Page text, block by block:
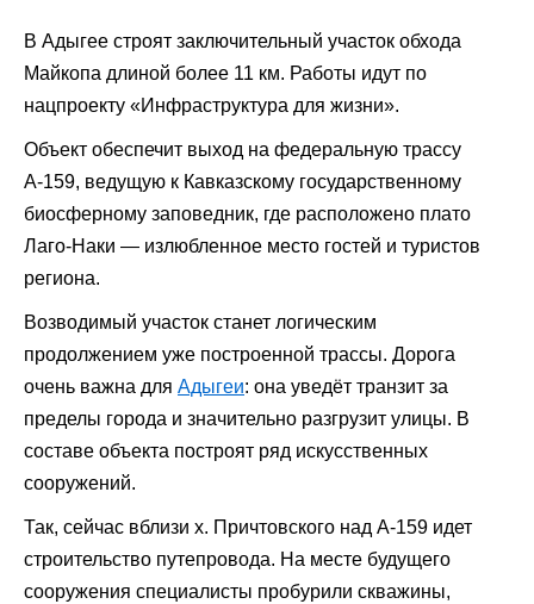
В Адыгее строят заключительный участок обхода
Майкопа длиной более 11 км. Работы идут по
нацпроекту «Инфраструктура для жизни».
Объект обеспечит выход на федеральную трассу
А-159, ведущую к Кавказскому государственному
биосферному заповедник, где расположено плато
Лаго-Наки — излюбленное место гостей и туристов
региона.
Возводимый участок станет логическим
продолжением уже построенной трассы. Дорога
очень важна для Адыгеи: она уведёт транзит за
пределы города и значительно разгрузит улицы. В
составе объекта построят ряд искусственных
сооружений.
Так, сейчас вблизи х. Причтовского над А-159 идет
строительство путепровода. На месте будущего
сооружения специалисты пробурили скважины,